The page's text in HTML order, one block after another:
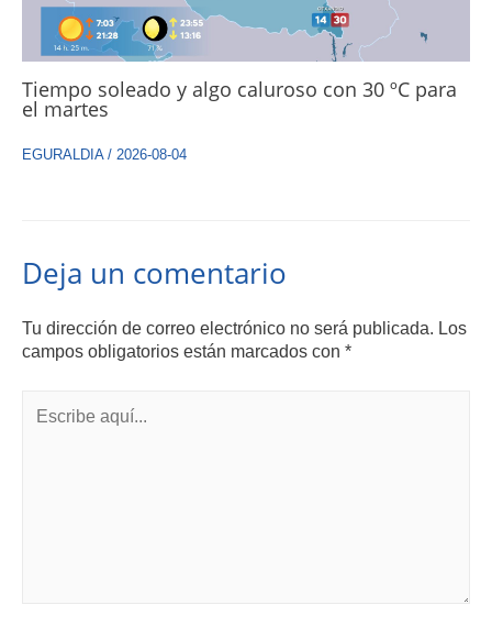
Tiempo soleado y algo caluroso con 30 ºC para
el martes
EGURALDIA/ 2026-08-04
Deja un comentario
Tu dirección de correo electrónico no será publicada. Los
campos obligatorios están marcados con *